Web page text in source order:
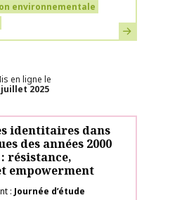
environnementale
En savoir plus
en ligne le
juillet 2025
identitaires dans
des années 2000
résistance,
empowerment
Journée d’étude